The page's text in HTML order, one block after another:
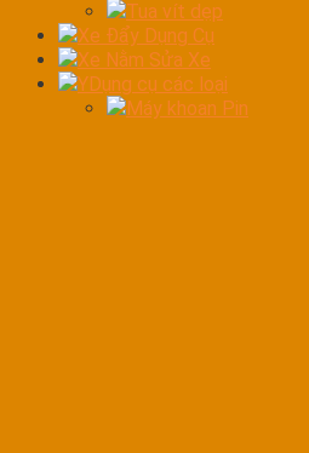
Tua vít dẹp
Xe Đẩy Dụng Cụ
Xe Nằm Sửa Xe
YDụng cụ các loại
Máy khoan Pin